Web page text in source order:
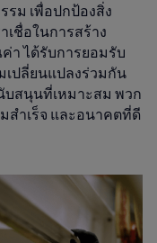
ม เพื่อปกป้องสิ่ง
ชื่อในการสร้าง
ได้รับการยอมรับ
เปลี่ยนแปลงร่วมกัน
บสนุนที่เหมาะสม พวก
สำเร็จ และอนาคตที่ดี